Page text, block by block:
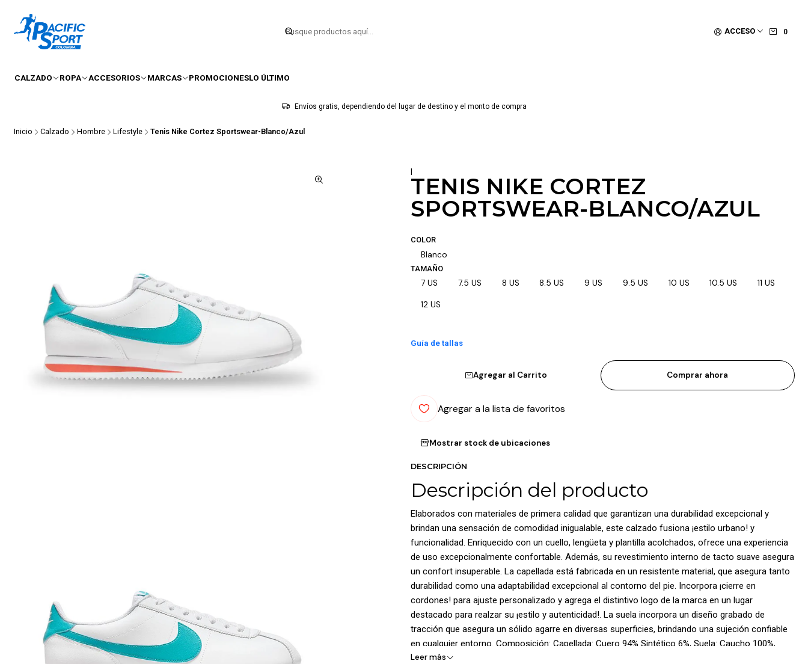
ACCESO 0
CALZADO ROPA ACCESORIOS MARCAS PROMOCIONESLO ÚLTIMO
Envíos gratis, dependiendo del lugar de destino y el monto de compra
Inicio Calzado Hombre Lifestyle Tenis Nike Cortez Sportswear-Blanco/Azul
|
TENIS NIKE CORTEZ
SPORTSWEAR-BLANCO/AZUL
COLOR
Blanco
TAMAÑO
7 US 7.5 US 8 US 8.5 US 9 US 9.5 US 10 US 10.5 US 11 US
12 US
Guía de tallas
Agregar al Carrito Comprar ahora
Agregar a la lista de favoritos
Mostrar stock de ubicaciones
DESCRIPCIÓN
Descripción del producto
Elaborados con materiales de primera calidad que garantizan una durabilidad excepcional y
brindan una sensación de comodidad inigualable, este calzado fusiona ¡estilo urbano! y
funcionalidad. Enriquecido con un cuello, lengüeta y plantilla acolchados, ofrece una experiencia
de uso excepcionalmente confortable. Además, su revestimiento interno de tacto suave asegura
un confort insuperable. La capellada está fabricada en un resistente material, que asegura tanto
durabilidad como una adaptabilidad excepcional al contorno del pie. Incorpora ¡cierre en
cordones! para ajuste personalizado y agrega el distintivo logo de la marca en un lugar
destacado para realzar su ¡estilo y autenticidad!. La suela incorpora un diseño grabado de
tracción que asegura un sólido agarre en diversas superficies, brindando una sujeción confiable
en cualquier entorno. Composición: Capellada: Cuero 94% Sintético 6%, Suela: Caucho 100%,
Forro: Poliéster 100%.
Leer más